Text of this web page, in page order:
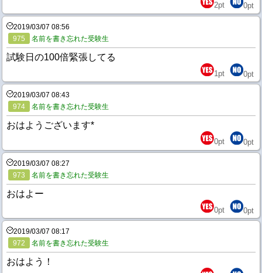
2pt 0pt
2019/03/07 08:56
975
名前を書き忘れた受験生
試験日の100倍緊張してる
1pt 0pt
2019/03/07 08:43
974
名前を書き忘れた受験生
おはようございます*
0pt 0pt
2019/03/07 08:27
973
名前を書き忘れた受験生
おはよー
0pt 0pt
2019/03/07 08:17
972
名前を書き忘れた受験生
おはよう！